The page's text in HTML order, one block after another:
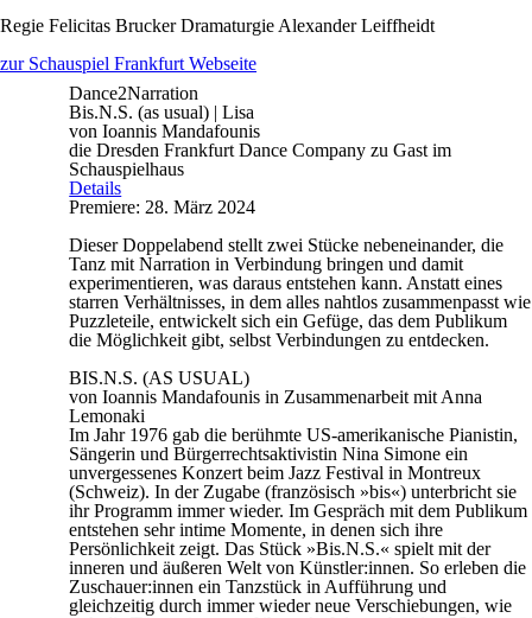
Regie Felicitas BruckerDramaturgie Alexander Leiffheidt
zur Schauspiel Frankfurt Webseite
Dance2Narration
Bis.N.S. (as usual) | Lisa
von Ioannis Mandafounis
die Dresden Frankfurt Dance Company zu Gast im
Schauspielhaus
Details
Premiere: 28. März 2024
Dieser Doppelabend stellt zwei Stücke nebeneinander, die
Tanz mit Narration in Verbindung bringen und damit
experimentieren, was daraus entstehen kann. Anstatt eines
starren Verhältnisses, in dem alles nahtlos zusammenpasst wie
Puzzleteile, entwickelt sich ein Gefüge, das dem Publikum
die Möglichkeit gibt, selbst Verbindungen zu entdecken.
BIS.N.S. (AS USUAL)
von Ioannis Mandafounis in Zusammenarbeit mit Anna
Lemonaki
Im Jahr 1976 gab die berühmte US-amerikanische Pianistin,
Sängerin und Bürgerrechtsaktivistin Nina Simone ein
unvergessenes Konzert beim Jazz Festival in Montreux
(Schweiz). In der Zugabe (französisch »bis«) unterbricht sie
ihr Programm immer wieder. Im Gespräch mit dem Publikum
entstehen sehr intime Momente, in denen sich ihre
Persönlichkeit zeigt. Das Stück »Bis.N.S.« spielt mit der
inneren und äußeren Welt von Künstler:innen. So erleben die
Zuschauer:innen ein Tanzstück in Aufführung und
gleichzeitig durch immer wieder neue Verschiebungen, wie